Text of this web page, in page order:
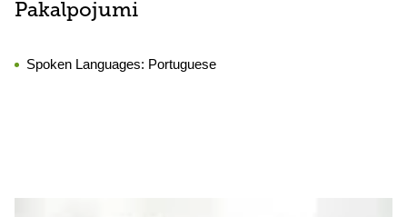
Pakalpojumi
Spoken Languages: Portuguese